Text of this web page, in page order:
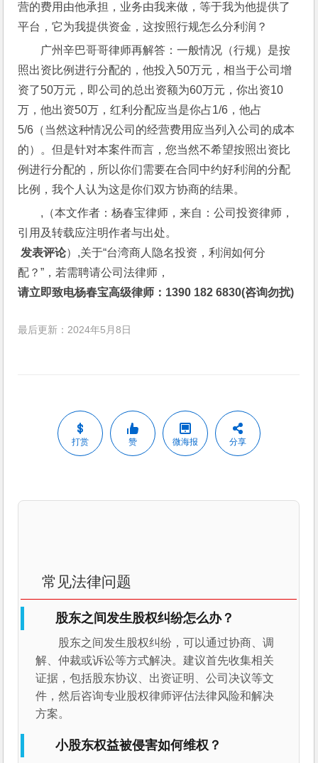
营的费用由他承担，业务由我来做，等于我为他提供了
平台，它为我提供资金，这按照行规怎么分利润？
广州辛巴哥哥律师再解答：一般情况（行规）是按
照出资比例进行分配的，他投入50万元，相当于公司增
资了50万元，即公司的总出资额为60万元，你出资10
万，他出资50万，红利分配应当是你占1/6，他占
5/6（当然这种情况公司的经营费用应当列入公司的成本
的）。但是针对本案件而言，您当然不希望按照出资比
例进行分配的，所以你们需要在合同中约好利润的分配
比例，我个人认为这是你们双方协商的结果。
,（本文作者：杨春宝律师，来自：公司投资律师，
引用及转载应注明作者与出处。
发表评论）,关于“台湾商人隐名投资，利润如何分
配？”，若需聘请公司法律师，
请立即致电杨春宝高级律师：1390 182 6830(咨询勿扰)
最后更新：2024年5月8日
打赏 赞 微海报 分享
常见法律问题
股东之间发生股权纠纷怎么办？
股东之间发生股权纠纷，可以通过协商、调
解、仲裁或诉讼等方式解决。建议首先收集相关
证据，包括股东协议、出资证明、公司决议等文
件，然后咨询专业股权律师评估法律风险和解决
方案。
小股东权益被侵害如何维权？